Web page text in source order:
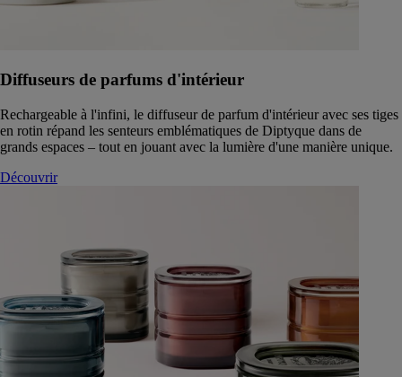
Diffuseurs de parfums d'intérieur
Rechargeable à l'infini, le diffuseur de parfum d'intérieur avec ses tiges
en rotin répand les senteurs emblématiques de Diptyque dans de
grands espaces – tout en jouant avec la lumière d'une manière unique.
Découvrir